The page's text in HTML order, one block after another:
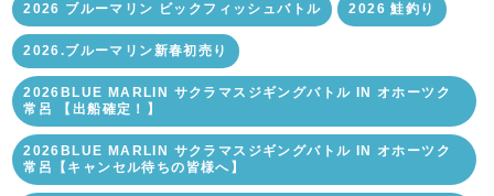
2026 ブルーマリン ビックフィッシュバトル 2026 鮭釣り
2026.ブルーマリン新春初売り
2026BLUE MARLIN サクラマスジギングバトル IN オホーツク
常呂 【出船確定！】
2026BLUE MARLIN サクラマスジギングバトル IN オホーツク
常呂【キャンセル待ちの皆様へ】